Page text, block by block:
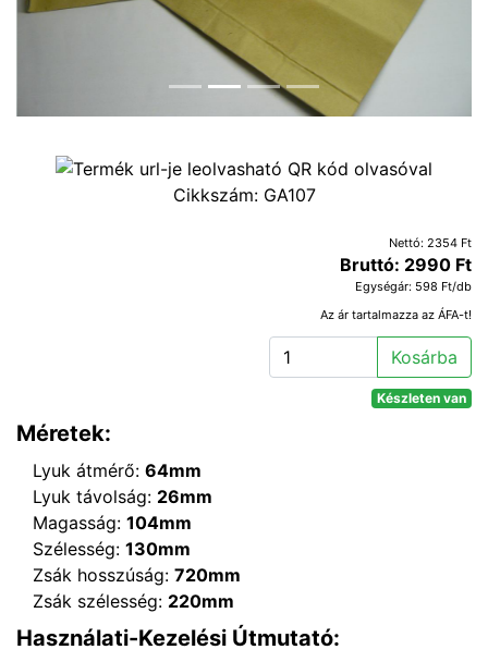
Cikkszám: GA107
Nettó: 2354 Ft
Bruttó: 2990 Ft
Egységár: 598 Ft/db
Az ár tartalmazza az ÁFA-t!
Kosárba
Készleten van
Méretek:
Lyuk átmérő: 64mm
Lyuk távolság: 26mm
Magasság: 104mm
Szélesség: 130mm
Zsák hosszúság: 720mm
Zsák szélesség: 220mm
Használati-Kezelési Útmutató: